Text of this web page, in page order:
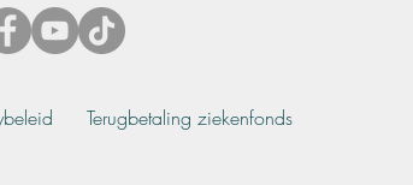
Terugbetaling ziekenfonds